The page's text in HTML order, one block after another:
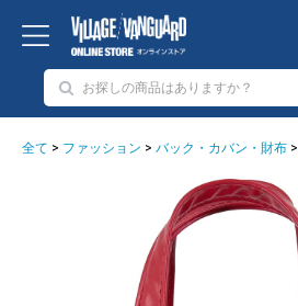
全て > ファッション > バック・カバン・財布 >